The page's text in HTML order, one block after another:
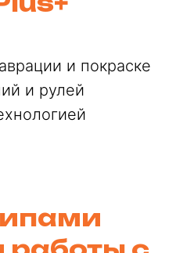
и покраске
и рулей